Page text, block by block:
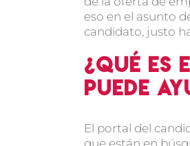
eso en el asunto
candidato, justo
¿Qué
puede
El portal del
que están en